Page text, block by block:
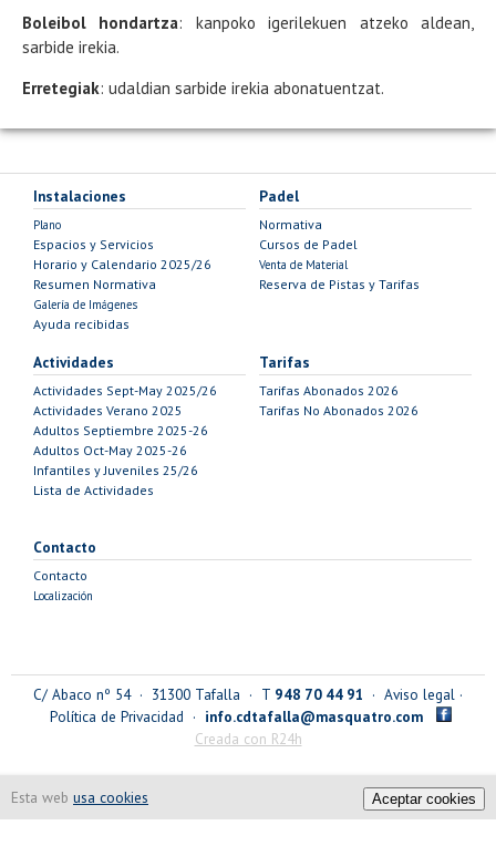
Esta web usa cookies
Boleibol hondartza: kanpoko igerilekuen atzeko aldean,
sarbide irekia.
Erretegiak: udaldian sarbide irekia abonatuentzat.
Instalaciones
Plano
Espacios y Servicios
Horario y Calendario 2025/26
Resumen Normativa
Galería de Imágenes
Ayuda recibidas
Padel
Normativa
Cursos de Padel
Venta de Material
Reserva de Pistas y Tarifas
Actividades
Actividades Sept-May 2025/26
Actividades Verano 2025
Adultos Septiembre 2025-26
Adultos Oct-May 2025-26
Infantiles y Juveniles 25/26
Lista de Actividades
Tarifas
Tarifas Abonados 2026
Tarifas No Abonados 2026
Contacto
Contacto
Localización
C/ Abaco nº 54 · 31300 Tafalla · T 948 70 44 91 · Aviso legal ·
Política de Privacidad · info.cdtafalla@masquatro.com
Creada con R24h